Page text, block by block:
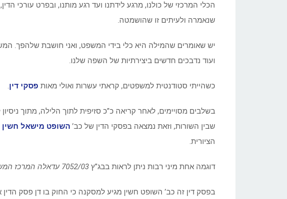
הכלי המרכזי של כולנו, מרגע לידתנו ועד רגע מותנו, ובפרט עורכי
שנאמרה ולעיתים זו שהושמטה.
יש שאומרים שהמילה היא כלי בידי המשפט, ואני חושבת שלהפך.
ועוד נדבכים חדשים ביצירתיות של השפה שלנו.
כשהייתי סטודנטית למשפטים, קראתי עשרות ואולי מאות פסקי דין.
בשלבים מסויימים, לאחר קריאה כ”כ סזיפית לתוך הלילה, מתוך
שבין השורות, וזאת נמצאה בפסקי הדין של כב’ השופט מישאל חשין
הציורית.
דוגמה אחת מיני רבות ניתן לראות בבג”ץ 7052/03 עדאלה המרכז המשפטי לזכויות המיעוט הערבי נ’ שר הפנים
בפסק דין זה כב’ השופט חשין מגיע למסקנה כי החוק בו דן פסק הדין